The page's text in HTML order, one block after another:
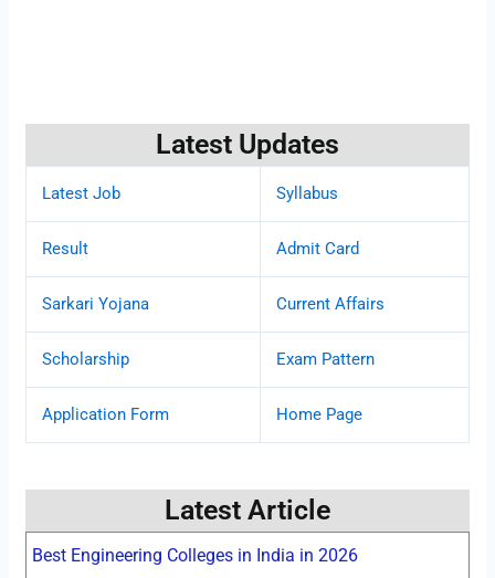
Latest Updates
Latest Job Syllabus
Result Admit Card
Sarkari Yojana Current Affairs
Scholarship Exam Pattern
Application Form Home Page
Latest Article
Best Engineering Colleges in India in 2026